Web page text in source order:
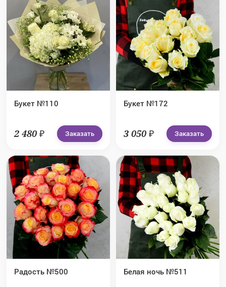
Букет №110
2 480 ₽ Заказать
Букет №172
3 050 ₽ Заказать
Радость №500 Белая ночь №511